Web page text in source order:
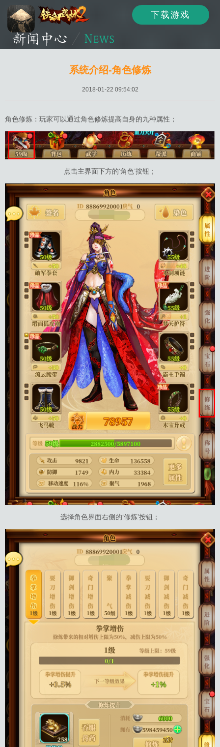
下载游戏
系统介绍-角色修炼
2018-01-22 09:54:02
角色修炼：玩家可以通过角色修炼提高自身的九种属性；
点击主界面下方的‘角色’按钮；
选择角色界面右侧的‘修炼’按钮；
资讯
论坛 下载 客服